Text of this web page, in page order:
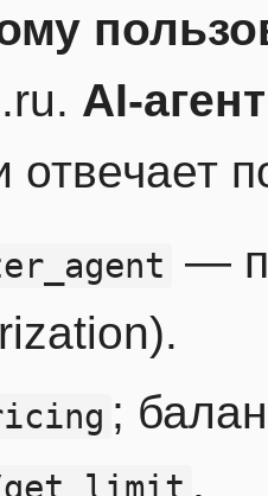
AI-агент
отвечает
—
;
.